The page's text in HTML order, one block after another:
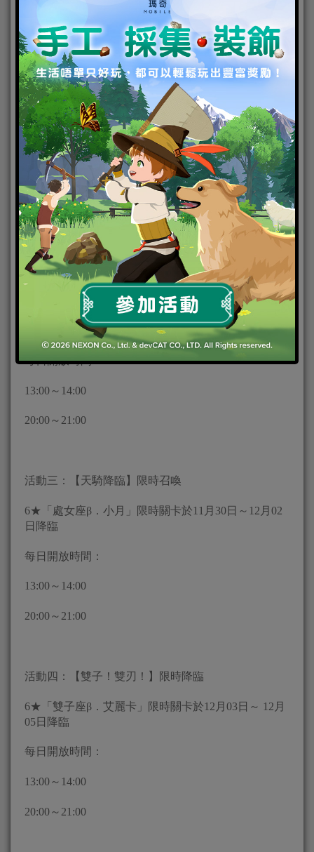
歡慶開戰 海量福利一波接一波
千呼萬喚始出來，為了慶祝新版本《創世星魂─星域
の守護者》即將登場，屆時官方將會舉辦一連串精彩
活動回饋玩家！最新情報可留意《創世星魂》的官方
Facebook粉絲團及遊戲公告，以下是相關活動內容：
活動一：【哈斯的狩獵】 限時開放
5★ 「 小犬座．哈斯」限時關卡於11月30日00:00～12
月06日23:59降臨
活動二：【浴火涅槃】限時降臨
6★「 獅子座β． 加圖諾尼克」限時關卡於11月30日～
12月02日降臨
每日開放時間：
13:00～14:00
20:00～21:00
活動三：【天騎降臨】限時召喚
6★「處女座β．小月」限時關卡於11月30日～12月02
日降臨
每日開放時間：
13:00～14:00
20:00～21:00
活動四：【雙子！雙刃！】限時降臨
6★「雙子座β．艾麗卡」限時關卡於12月03日～ 12月
05日降臨
每日開放時間：
13:00～14:00
20:00～21:00